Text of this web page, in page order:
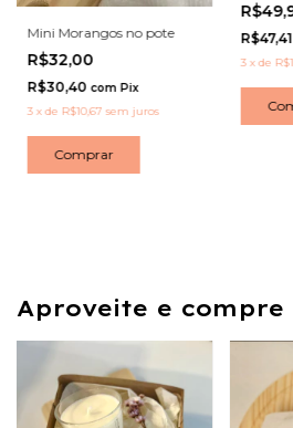
Mini Morangos no pote
R$32,00
R$30,40 com Pix
3 xde R$10,67 sem juros
Comprar
R$47,41
3 xde
Aproveite e compre